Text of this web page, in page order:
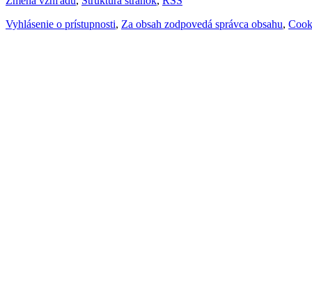
Vyhlásenie o prístupnosti, Za obsah zodpovedá správca obsahu,